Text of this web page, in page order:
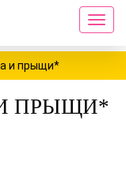
и прыщи*
ПРЫЩИ*